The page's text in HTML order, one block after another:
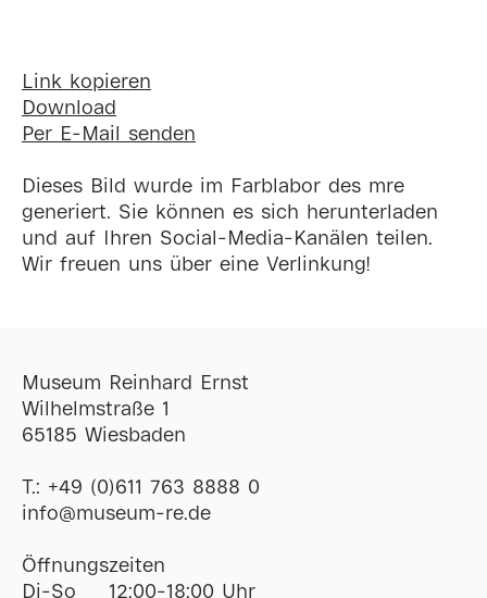
Link kopieren
Download
Per E-Mail senden
Dieses Bild wurde im Farblabor des mre
generiert. Sie können es sich herunterladen
und auf Ihren Social-Media-Kanälen teilen.
Wir freuen uns über eine Verlinkung!
Museum Reinhard Ernst
Wilhelmstraße 1
65185 Wiesbaden
T.: +49 (0)611 763 8888 0
ofni@museum-re de
Öffnungszeiten
Di-So
12:00-18:00 Uhr